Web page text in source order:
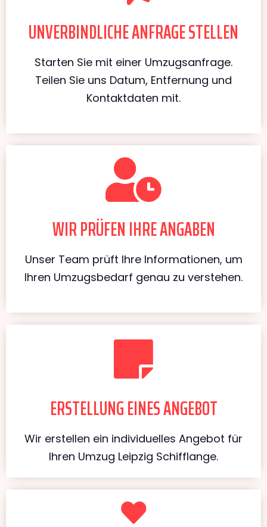
UNVERBINDLICHE ANFRAGE STELLEN
Starten Sie mit einer Umzugsanfrage.
Teilen Sie uns Datum, Entfernung und
Kontaktdaten mit.
WIR PRÜFEN IHRE ANGABEN
Unser Team prüft Ihre Informationen, um
Ihren Umzugsbedarf genau zu verstehen.
ERSTELLUNG EINES ANGEBOT
Wir erstellen ein individuelles Angebot für
Ihren Umzug Leipzig Schifflange.